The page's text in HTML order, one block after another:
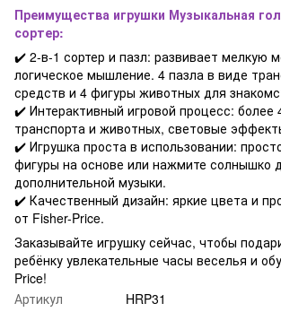
Преимущества игрушки Музыкальная
сортер:
✔️ 2-в-1 сортер и пазл: развивает мелкую
логическое мышление. 4 пазла в виде
средств и 4 фигуры животных для
✔️ Интерактивный игровой процесс: более
транспорта и животных, световые
✔️ Игрушка проста в использовании:
фигуры на основе или нажмите солнышко
дополнительной музыки.
✔️ Качественный дизайн: яркие цвета и
от Fisher-Price.
Заказывайте игрушку сейчас, чтобы
ребёнку увлекательные часы веселья и
Price!
Артикул
HRP31